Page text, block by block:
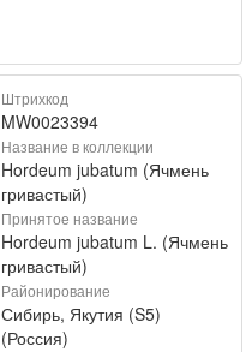
Штрихкод
MW0023394
Название в коллекции
Hordeum jubatum (Ячмень
гривастый)
Принятое название
Hordeum jubatum L. (Ячмень
гривастый)
Районирование
Сибирь, Якутия (S5)
(Россия)